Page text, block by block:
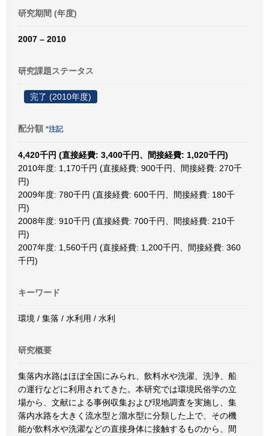
研究期間 (年度)
2007 – 2010
研究課題ステータス
完了 (2010年度)
配分額 *注記
4,420千円 (直接経費: 3,400千円、間接経費: 1,020千円)
2010年度: 1,170千円 (直接経費: 900千円、間接経費: 270千
円)
2009年度: 780千円 (直接経費: 600千円、間接経費: 180千
円)
2008年度: 910千円 (直接経費: 700千円、間接経費: 210千
円)
2007年度: 1,560千円 (直接経費: 1,200千円、間接経費: 360
千円)
キーワード
環境 / 集落 / 水利用 / 水利
研究概要
集落内水路はほぼ全国にみられ、飲料水や洗濯、洗浄、船
の運行などに利用されてきた。本研究では環境民俗学の立
場から、文献による事例収集および現地調査を実施し、集
落内水路を大きく流水型と溜水型に分類した上で、その機
能が飲料水や洗濯などの直接身体に接触するものから、間